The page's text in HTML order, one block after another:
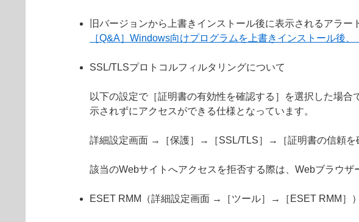
旧バージョンから上書きインストール後に表示されるアラー
［Q&A］Windows向けプログラムを上書きインストール後
SSL/TLSプロトコルフィルタリングについて
以下の設定で［証明書の有効性を確認する］を選択した場
示されずにアクセスができる仕様となっています。
詳細設定画面 →［保護］→［SSL/TLS］→［証明書の信頼を
該当のWebサイトへアクセスを拒否する際は、Webブラウザ
ESET RMM（詳細設定画面 →［ツール］→［ESET RMM］